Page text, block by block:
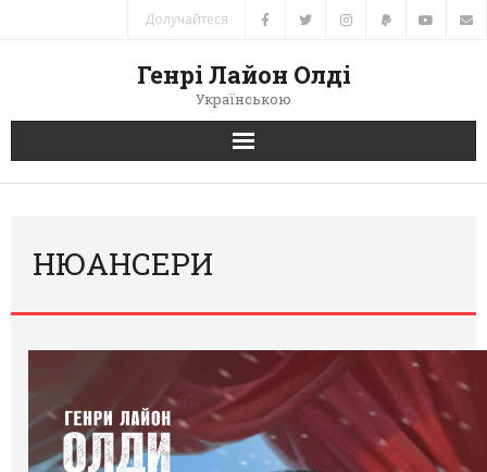
Долучайтеся
Генрі Лайон Олді
Українською
Головна
Книги
Переклади
Зв’язок
НЮАНСЕРИ